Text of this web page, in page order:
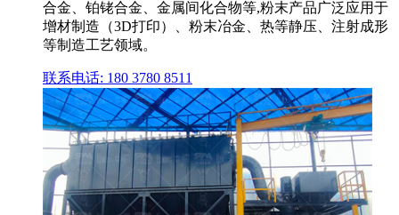
合金、铂铑合金、金属间化合物等,粉末产品广泛应用于
增材制造（3D打印）、粉末冶金、热等静压、注射成形
等制造工艺领域。
联系电话: 180 3780 8511